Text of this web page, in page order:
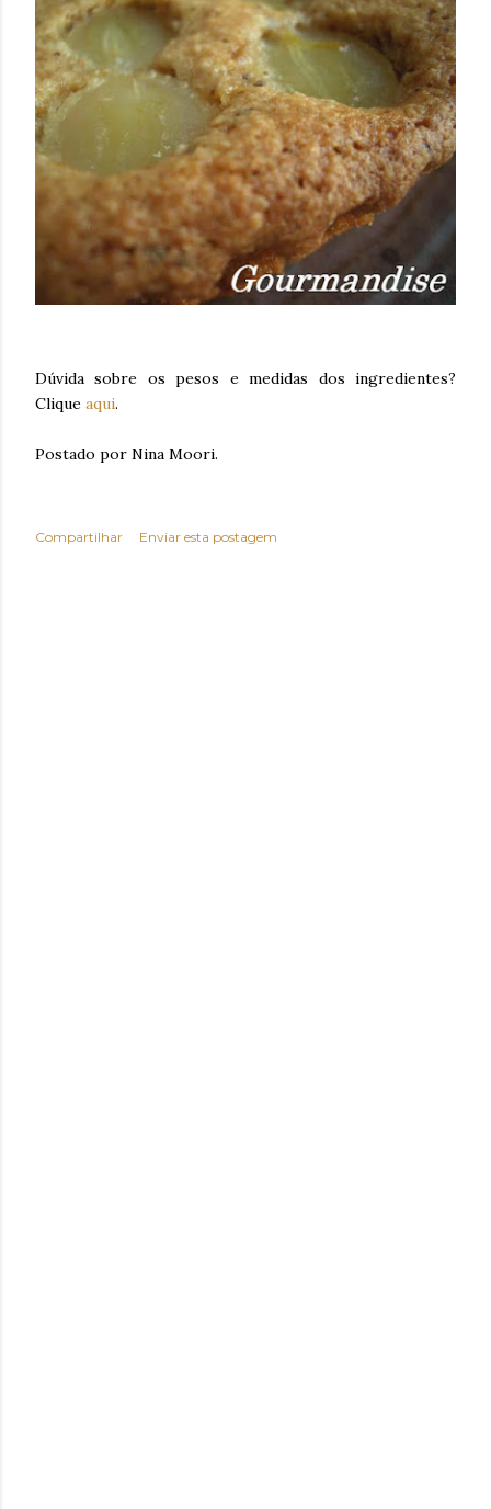
Dúvida sobre os pesos e medidas dos ingredientes?
Clique aqui.
Postado por Nina Moori.
Compartilhar Enviar esta postagem